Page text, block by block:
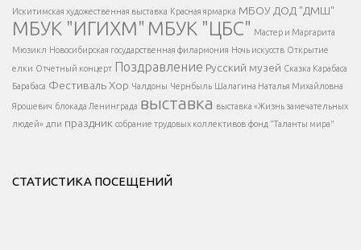
Написать
</button >
</div >
</div > </div >
Искитимская художественная выставка Красная ярмарка МБОУ ДОД "ДМШ"
МБУК "ИГИХМ" МБУК "ЦБС" Мастер и Маргарита
Мюзикл Новосибирская государственная филармония Ночь искусств Открытие
елки Отчетный концерт Поздравление Русский музей Сказка Карабаса
Барабаса Фестиваль Хор Чалдоны Чернбыль Шалагина Наталья Михайловна
Ярошевич блокада Ленинграда выставка выставка «Жизнь замечательных
людей» дпи праздник собрание трудовых коллективов фонд "Таланты мира"
СТАТИСТИКА ПОСЕЩЕНИЙ